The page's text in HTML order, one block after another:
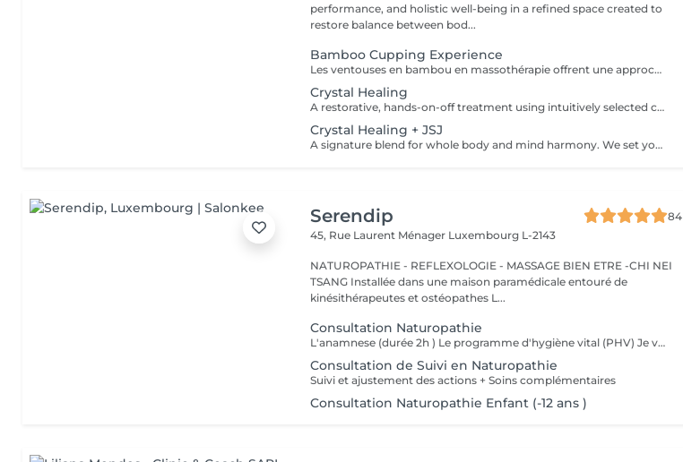
performance, and holistic well-being in a refined space created to
restore balance between bod...
Bamboo Cupping Experience
Les ventouses en bambou en massothérapie offrent une approche naturelle, douce et non invasive pour le soin du corps Elles agissent en profondeur tout en respectant les tissus, sans provoquer de douleur ni de marques. Bienfaits principaux : Stimulent la microcirculation sanguine et améliorent l'oxygénation des tissus Favorisent la récupération musculaire et réduisent les tensions, notamment au niveau du dos et de la nuque Produisent un effet de drainage lymphatique, aidant à diminuer les dèmes Améliorent la tonicité et l'élasticité de la peau Induisent une relaxation profonde, bénéfique en cas de stress Grâce aux propriétés naturelles du bambou, le massage se caractérise par un glissement fluide et une pression maîtrisée, garantissant un soin confortable et non traumatique. Contre-indications : Affections cutanées inflammatoires, varices, hypertension artérielle sévère, fragilité vasculaire.
Crystal Healing
A restorative, hands-on-off treatment using intuitively selected crystals placed on and around the body. - A 20 minute phone call before the session to explore your goals and tailor your plan - A personalized Crystal body layout (and intention focused grids if needed) - Chakra balancing to realign and stabilize your energy centers - Energy field cleansing (aura sweep, grounding, and sealing) - Yin-Yang harmonization for overall energetic coherence - Aftercare suggestions Ideal for: stress relief, emotional balance, mental clarity, energetic reset. For questions and additional information, please contact claudia@4elements.lu
Crystal Healing + JSJ
A signature blend for whole body and mind harmony. We set your intention, select specific crystals, and apply JSJ flows that complement your needsperfect for layered support (physical, emotional, and subtle energy). For questions and additional information, please contact claudia@4elements.lu
Serendip
84
45, Rue Laurent Ménager Luxembourg L-2143
NATUROPATHIE - REFLEXOLOGIE - MASSAGE BIEN ETRE -CHI NEI
TSANG Installée dans une maison paramédicale entouré de
kinésithérapeutes et ostéopathes L...
Consultation Naturopathie
L'anamnese (durée 2h ) Le programme d'hygiène vital (PHV) Je vous remettrai un programme d'hygiène vital, par mail, sous quelques jours , Il est constitué de conseils naturopathiques personnalisés et dédiés pour une prise en charge globale des différents plans de la santé (alimentation, activités physiques, gestion psycho-émotionnel) et pourra être complété selon le cas par des complémentations nutritionnelles. Nous ferons un point par téléphone afin de vous donner plus amples explications sur ces conseils.
Consultation de Suivi en Naturopathie
Suivi et ajustement des actions + Soins complémentaires
Consultation Naturopathie Enfant (-12 ans )